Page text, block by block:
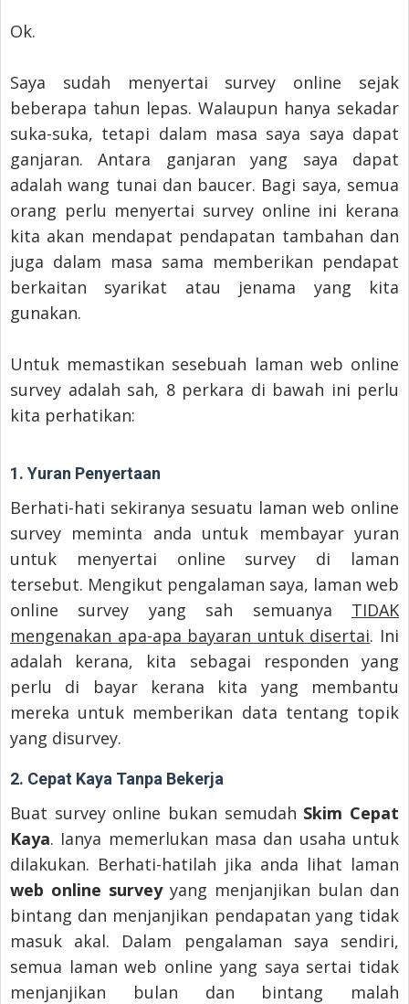
Ok.
Saya sudah menyertai survey online sejak
beberapa tahun lepas. Walaupun hanya sekadar
suka-suka, tetapi dalam masa saya saya dapat
ganjaran. Antara ganjaran yang saya dapat
adalah wang tunai dan baucer. Bagi saya, semua
orang perlu menyertai survey online ini kerana
kita akan mendapat pendapatan tambahan dan
juga dalam masa sama memberikan pendapat
berkaitan syarikat atau jenama yang kita
gunakan.
Untuk memastikan sesebuah laman web online
survey adalah sah, 8 perkara di bawah ini perlu
kita perhatikan:
1. Yuran Penyertaan
Berhati-hati sekiranya sesuatu laman web online
survey meminta anda untuk membayar yuran
untuk menyertai online survey di laman
tersebut. Mengikut pengalaman saya, laman web
online survey yang sah semuanya TIDAK
mengenakan apa-apa bayaran untuk disertai. Ini
adalah kerana, kita sebagai responden yang
perlu di bayar kerana kita yang membantu
mereka untuk memberikan data tentang topik
yang disurvey.
2. Cepat Kaya Tanpa Bekerja
Buat survey online bukan semudah Skim Cepat
Kaya. Ianya memerlukan masa dan usaha untuk
dilakukan. Berhati-hatilah jika anda lihat laman
web online surveyyang menjanjikan bulan dan
bintang dan menjanjikan pendapatan yang tidak
masuk akal. Dalam pengalaman saya sendiri,
semua laman web online yang saya sertai tidak
menjanjikan bulan dan bintang malah